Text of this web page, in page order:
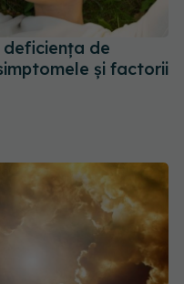
deficiența de
și factorii